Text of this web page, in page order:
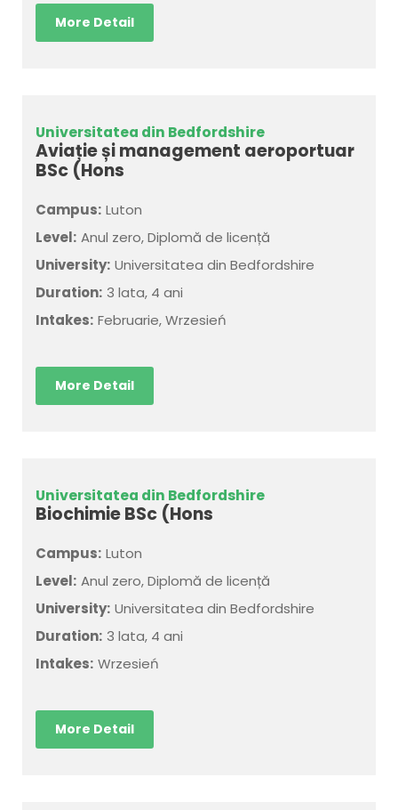
More Detail
Universitatea din Bedfordshire
Aviație și management aeroportuar
BSc (Hons
Campus: Luton
Level: Anul zero, Diplomă de licență
University: Universitatea din Bedfordshire
Duration: 3 lata, 4 ani
Intakes: Februarie, Wrzesień
More Detail
Universitatea din Bedfordshire
Biochimie BSc (Hons
Campus: Luton
Level: Anul zero, Diplomă de licență
University: Universitatea din Bedfordshire
Duration: 3 lata, 4 ani
Intakes: Wrzesień
More Detail